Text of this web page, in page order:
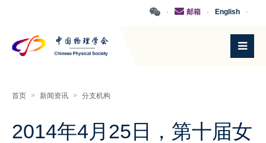
·
English
·
邮箱
·
首页 > 新闻资讯 > 分支机构
2014年4月25日，第十届女